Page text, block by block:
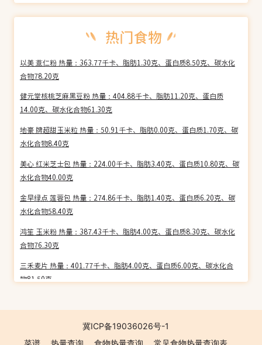
以美 薏仁粉 热量：363.77千卡、脂肪1.30克、蛋白质8.50克、碳水化
合物78.20克
健元堂核桃芝麻黑豆粉 热量：404.88千卡、脂肪11.20克、蛋白质
14.00克、碳水化合物61.30克
地豪 牌超甜玉米粒 热量：50.91千卡、脂肪0.00克、蛋白质1.70克、碳
水化合物8.40克
美心 红米芝士包 热量：224.00千卡、脂肪3.40克、蛋白质10.80克、碳
水化合物40.00克
金早绿点 莲蓉包 热量：274.86千卡、脂肪1.40克、蛋白质6.20克、碳
水化合物58.40克
鸿笙 玉米粉 热量：387.43千卡、脂肪4.00克、蛋白质8.30克、碳水化
合物76.30克
三禾麦片 热量：401.77千卡、脂肪4.00克、蛋白质6.00克、碳水化合
物81.50克
化合物54.20克
水妈妈 干河粉 热量：309.27千卡、脂肪0.50克、蛋白质3.00克、碳水
冀ICP备19036026号-1